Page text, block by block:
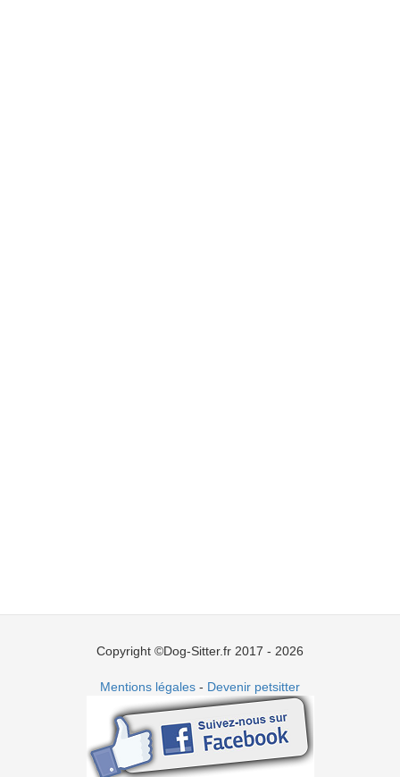
Copyright ©Dog-Sitter.fr 2017 - 2026
Mentions légales - Devenir petsitter